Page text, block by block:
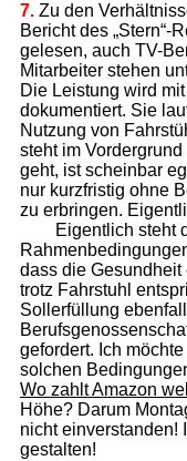
7.Zu den
Bericht des „Stern“-
gelesen, auch TV-
Mitarbeiter stehen
Die Leistung wird
dokumentiert. Sie
Nutzung von
steht im
geht, ist scheinbar
nur kurzfristig ohne
zu erbringen.
Eigentlich steht
dass die
trotz Fahrstuhl
Sollerfüllung
gefordert. Ich
solchen
Wo zahlt Amazon
Höhe? Darum
nicht einverstanden!
gestalten!